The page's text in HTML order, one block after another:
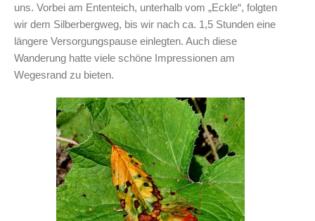
uns. Vorbei am Ententeich, unterhalb vom „Eckle“, folgten
wir dem Silberbergweg, bis wir nach ca. 1,5 Stunden eine
längere Versorgungspause einlegten. Auch diese
Wanderung hatte viele schöne Impressionen am
Wegesrand zu bieten.